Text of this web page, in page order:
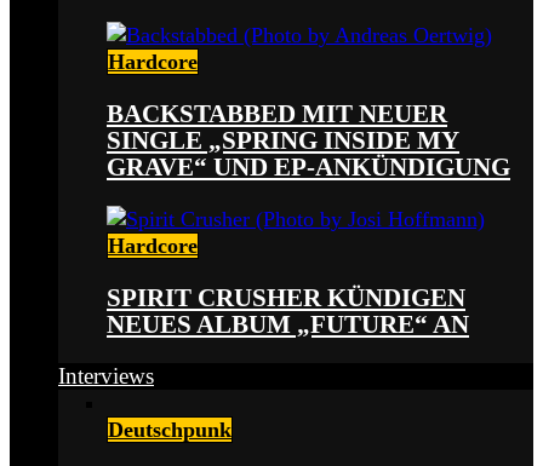
Hardcore
BACKSTABBED MIT NEUER
SINGLE „SPRING INSIDE MY
GRAVE“ UND EP-ANKÜNDIGUNG
Hardcore
SPIRIT CRUSHER KÜNDIGEN
NEUES ALBUM „FUTURE“ AN
Interviews
Deutschpunk